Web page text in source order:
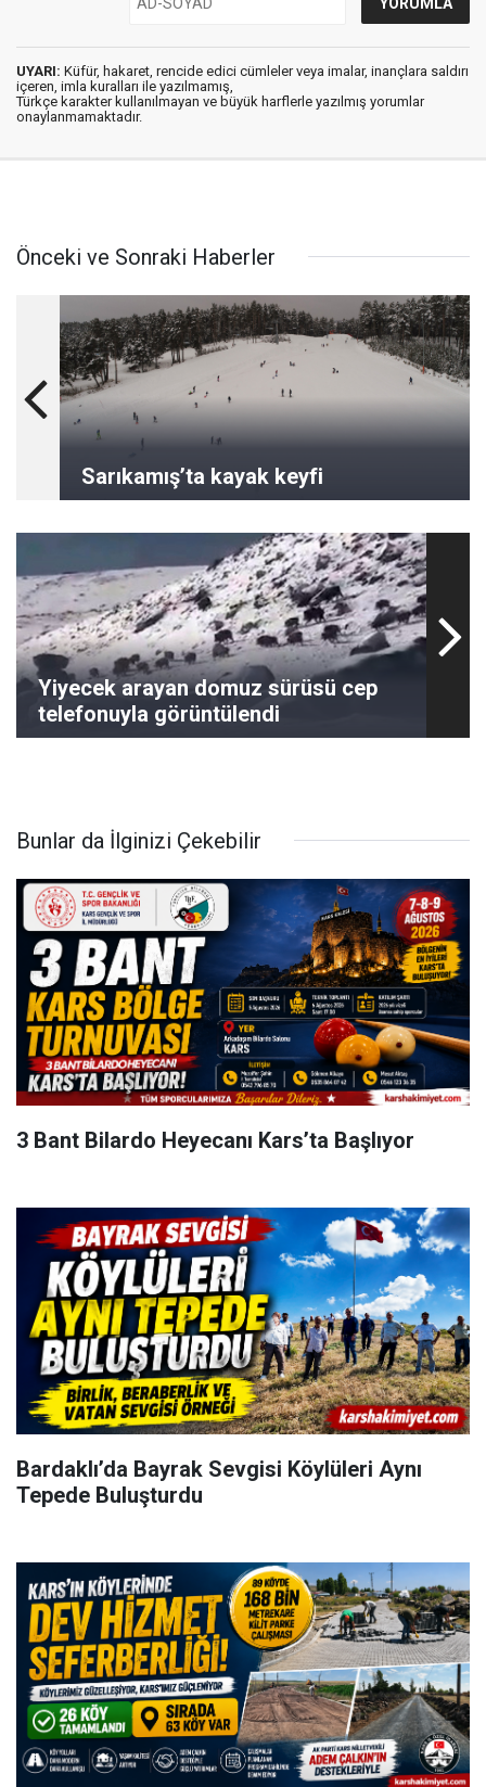
UYARI: Küfür, hakaret, rencide edici cümleler veya imalar, inançlara saldırı
içeren, imla kuralları ile yazılmamış,
Türkçe karakter kullanılmayan ve büyük harflerle yazılmış yorumlar
onaylanmamaktadır.
Önceki ve Sonraki Haberler
Sarıkamış’ta kayak keyfi
Yiyecek arayan domuz sürüsü cep
telefonuyla görüntülendi
Bunlar da İlginizi Çekebilir
3 Bant Bilardo Heyecanı Kars’ta Başlıyor
Bardaklı’da Bayrak Sevgisi Köylüleri Aynı
Tepede Buluşturdu